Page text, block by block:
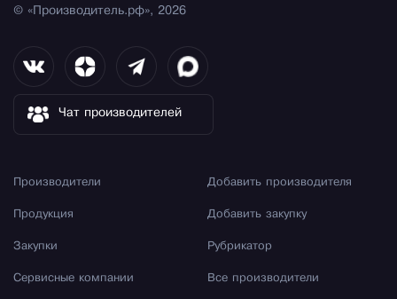
© «Производитель.рф», 2026
Чат производителей
Производители
Продукция
Закупки
Сервисные компании
Добавить производителя
Добавить закупку
Рубрикатор
Все производители